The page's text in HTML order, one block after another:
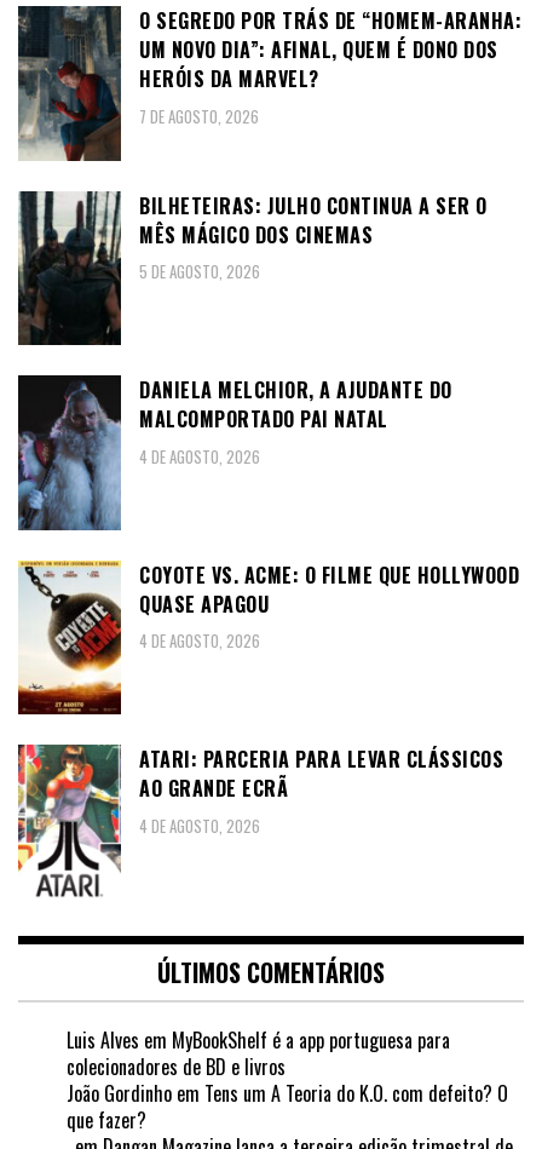
O SEGREDO POR TRÁS DE “HOMEM-ARANHA:
UM NOVO DIA”: AFINAL, QUEM É DONO DOS
HERÓIS DA MARVEL?
7 DE AGOSTO, 2026
BILHETEIRAS: JULHO CONTINUA A SER O
MÊS MÁGICO DOS CINEMAS
5 DE AGOSTO, 2026
DANIELA MELCHIOR, A AJUDANTE DO
MALCOMPORTADO PAI NATAL
4 DE AGOSTO, 2026
COYOTE VS. ACME: O FILME QUE HOLLYWOOD
QUASE APAGOU
4 DE AGOSTO, 2026
ATARI: PARCERIA PARA LEVAR CLÁSSICOS
AO GRANDE ECRÃ
4 DE AGOSTO, 2026
ÚLTIMOS COMENTÁRIOS
Luis Alves em MyBookShelf é a app portuguesa para
colecionadores de BD e livros
João Gordinho em Tens um A Teoria do K.O. com defeito? O
que fazer?